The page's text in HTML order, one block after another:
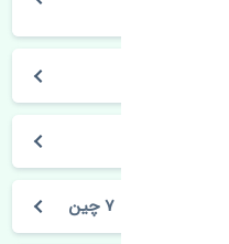
سی جی 7 چین